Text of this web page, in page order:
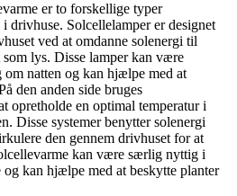
er to forskellige typer
drivhuse. Solcellelamper er designet
ved at omdanne solenergi til
lys. Disse lamper kan være
om natten og kan hjælpe med at
den anden side bruges
opretholde en optimal temperatur i
Disse systemer benytter solenergi
den gennem drivhuset for at
kan være særlig nyttig i
kan hjælpe med at beskytte planter